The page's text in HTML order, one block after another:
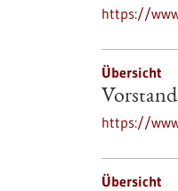
https://
Übersicht
Vorstand
https://
Übersicht